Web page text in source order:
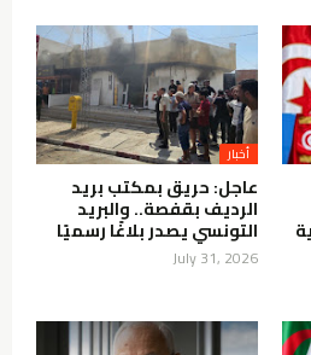
أخبار
عاجل: حريق بمكتب بريد
الرديف بقفصة.. والبريد
التونسي يصدر بلاغًا رسميًا
July 31, 2026